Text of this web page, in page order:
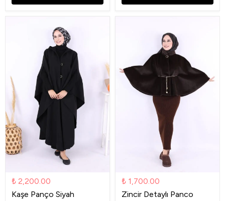
₺ 2,200.00
Kaşe Panço Siyah
₺ 1,700.00
Zincir Detaylı Panco